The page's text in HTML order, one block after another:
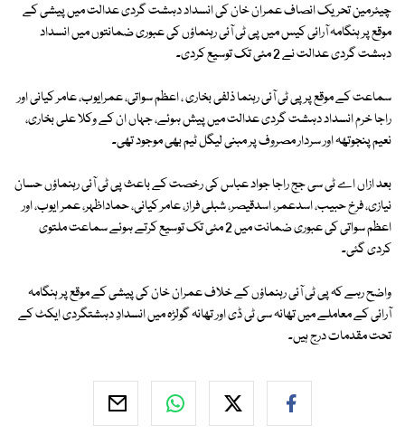
چیئرمین تحریک انصاف عمران خان کی انسداد دہشت گردی عدالت میں پیشی کے
موقع پر ہنگامہ آرائی کیس میں پی ٹی آئی رہنماؤں کی عبوری ضمانتوں میں انسداد
دہشت گردی عدالت نے 2 مئی تک توسیع کردی۔
سماعت کے موقع پر پی ٹی آئی رہنما ذلفی بخاری ، اعظم سواتی، عمرایوب، عامر کیانی اور
راجا خرم انسداد دہشت گردی عدالت میں پیش ہوئے، جہاں ان کے وکلا علی بخاری،
نعیم پنجوتھہ اور سردار مصروف پر مبنی لیگل ٹیم بھی موجود تھی۔
بعد ازاں اے ٹی سی جج راجا جواد عباس کی رخصت کے باعث پی ٹی آئی رہنماؤں حسان
نیازی، فرخ حبیب، اسدعمر، اسدقیصر، شبلی فراز، عامر کیانی، حماداظہر، عمر ایوب، اور
اعظم سواتی کی عبوری ضمانت میں 2 مئی تک توسیع کرتے ہوئے سماعت ملتوی
کردی گئی۔
واضح رہے کہ پی ٹی آئی رہنماؤں کے خلاف عمران خان کی پیشی کے موقع پر ہنگامہ
آرائی کے معاملے میں تھانہ سی ٹی ڈی اور تھانہ گولڑہ میں انسدادِ دہشتگردی ایکٹ کے
تحت مقدمات درج ہیں۔